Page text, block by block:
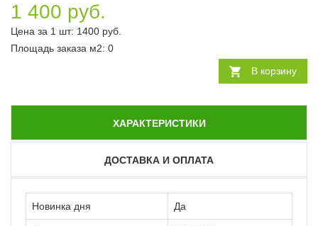
1 400 руб.
Цена за 1 шт: 1400 руб.
Площадь заказа м2: 0
В корзину
ХАРАКТЕРИСТИКИ
ДОСТАВКА И ОПЛАТА
Новинка дня Да